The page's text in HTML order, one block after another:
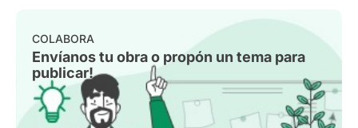
COLABORA
Envíanos tu obra o propón un tema para
publicar!